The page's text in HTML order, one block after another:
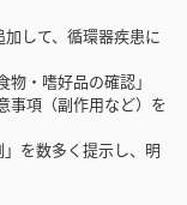
して、循環器疾患に
・嗜好品の確認」
項（副作用など）を
を数多く提示し、明